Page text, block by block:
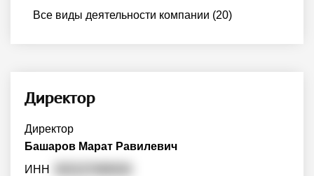
Все виды деятельности компании (20)
Директор
Директор
Башаров Марат Равилевич
ИНН